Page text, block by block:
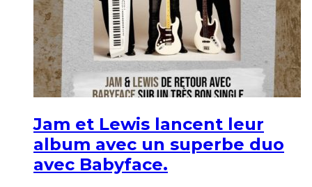
Jam et Lewis lancent leur
album avec un superbe duo
avec Babyface.